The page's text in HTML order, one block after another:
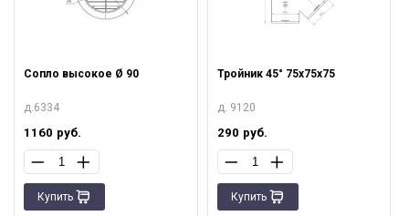
Сопло высокое Ø 90
д.6334
1160 руб.
Купить
Тройник 45° 75х75х75
д. 9120
290 руб.
Купить